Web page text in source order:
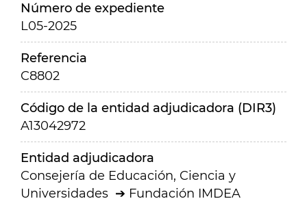
Número de expediente
L05-2025
Referencia
C8802
Código de la entidad adjudicadora (DIR3)
A13042972
Entidad adjudicadora
Consejería de Educación, Ciencia y
Universidades
Fundación IMDEA